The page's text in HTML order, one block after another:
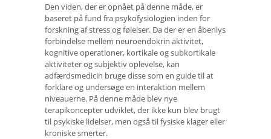
Den viden, der er opnået på denne måde, er
baseret på fund fra psykofysiologien inden for
forskning af stress og følelser. Da der er en åbenlys
forbindelse mellem neuroendokrin aktivitet,
kognitive operationer, kortikale og subkortikale
aktiviteter og subjektiv oplevelse, kan
adfærdsmedicin bruge disse som en guide til at
forklare og undersøge en interaktion mellem
niveauerne. På denne måde blev nye
terapikoncepter udviklet, der ikke kun blev brugt
til psykiske lidelser, men også til fysiske klager eller
kroniske smerter.